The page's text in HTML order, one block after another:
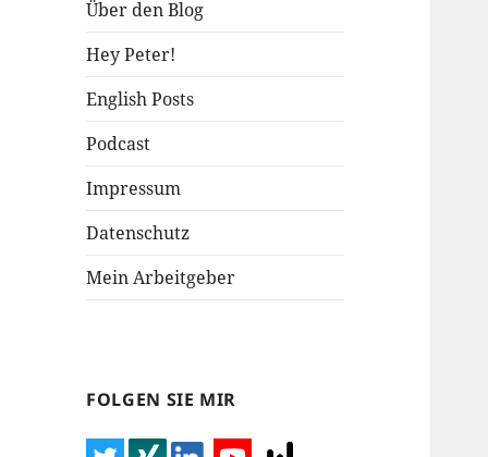
Über den Blog
Hey Peter!
English Posts
Podcast
Impressum
Datenschutz
Mein Arbeitgeber
FOLGEN SIE MIR